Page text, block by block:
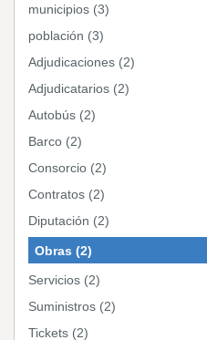
municipios (3)
población (3)
Adjudicaciones (2)
Adjudicatarios (2)
Autobús (2)
Barco (2)
Consorcio (2)
Contratos (2)
Diputación (2)
Obras (2)
Servicios (2)
Suministros (2)
Tickets (2)